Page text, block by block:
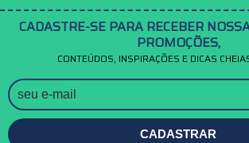
CADASTRE-SE PARA RECEBER
PROMOÇÕES,
CONTEÚDOS, INSPIRAÇÕES E DICAS
CADASTRAR